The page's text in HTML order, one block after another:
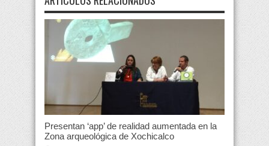
Presentan ‘app’ de realidad aumentada en la
Zona arqueológica de Xochicalco